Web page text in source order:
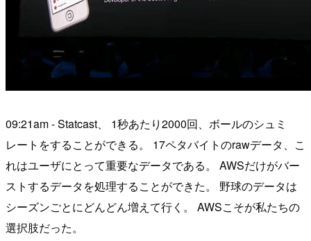
09:21am - Statcast、 1秒あたり2000回、ボールのシュミ
レートをすることができる。 17ペタバイトのrawデータ、こ
れはユーザにとって重要なデータである。 AWSだけがバー
ストするデータを処理することができた。 野球のデータは
シーズンごとにどんどん増えて行く。 AWSこそが私たちの
選択肢だった。